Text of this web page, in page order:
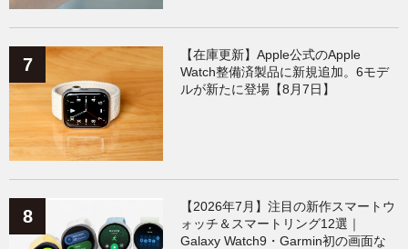
【在庫更新】Apple公式のApple
Watch整備済製品に新規追加。6モデ
ルが新たに登場【8月7日】
【2026年7月】注目の新作スマートウ
ォッチ＆スマートリング12選｜
Galaxy Watch9・Garmin初の画面な